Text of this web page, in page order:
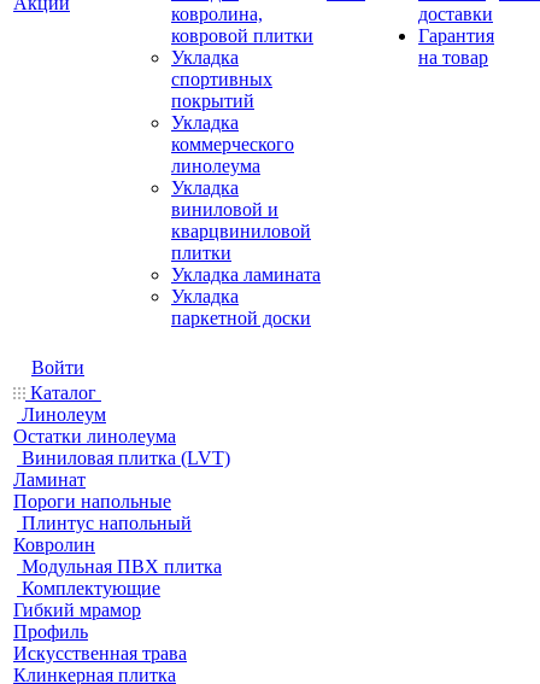
ковролина,
ковровой плитки
Укладка
спортивных
покрытий
Укладка
коммерческого
линолеума
Укладка
виниловой и
кварцвиниловой
плитки
Укладка ламината
Укладка
паркетной доски
доставки
Гарантия
на товар
Войти
Каталог
Линолеум
Остатки линолеума
Виниловая плитка (LVT)
Ламинат
Пороги напольные
Плинтус напольный
Ковролин
Модульная ПВХ плитка
Комплектующие
Гибкий мрамор
Профиль
Искусственная трава
Клинкерная плитка